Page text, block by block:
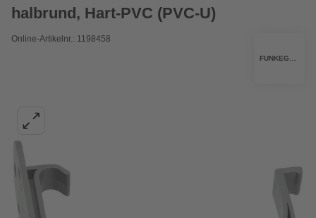
halbrund, Hart-PVC (PVC-U)
Online-Artikelnr.: 1198458